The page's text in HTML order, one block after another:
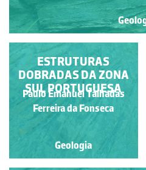
ESTRUTURAS
DOBRADAS DA ZONA
SUL PORTUGUESA
Paulo Emanuel Talhadas
Ferreira da Fonseca
Geologia
ESTRUTURAS
DOBRADAS DA ZONA
SUL PORTUGUESA
Paulo Emanuel Talhadas
Ferreira da Fonseca
Geologia